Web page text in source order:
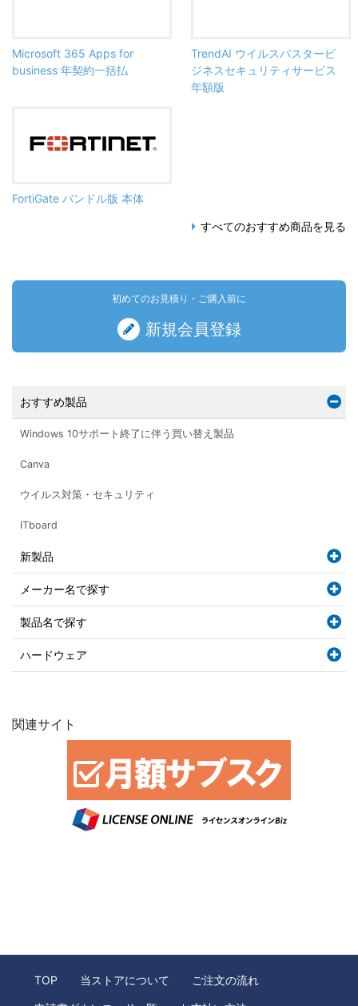
Microsoft 365 Apps for
business 年契約一括払
TrendAI ウイルスバスタービ
ジネスセキュリティサービス
年額版
FortiGate バンドル版 本体
すべてのおすすめ商品を見る
初めてのお見積り・ご購入前に
新規会員登録
おすすめ製品
Windows 10サポート終了に伴う買い替え製品
Canva
ウイルス対策・セキュリティ
ITboard
新製品
メーカー名で探す
製品名で探す
ハードウェア
関連サイト
TOP 当ストアについて ご注文の流れ